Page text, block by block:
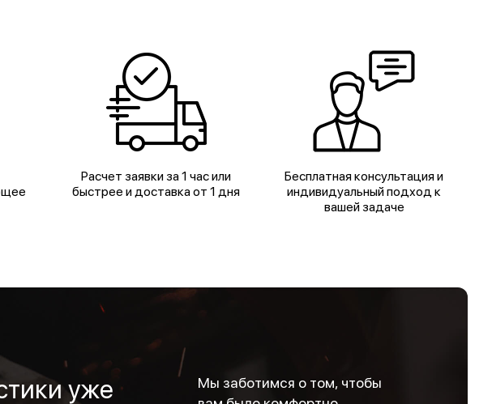
Расчет заявки за 1 час или
быстрее и доставка от 1 дня
Бесплатная консультация и
индивидуальный подход к
вашей задаче
уже
Мы заботимся о том, чтобы